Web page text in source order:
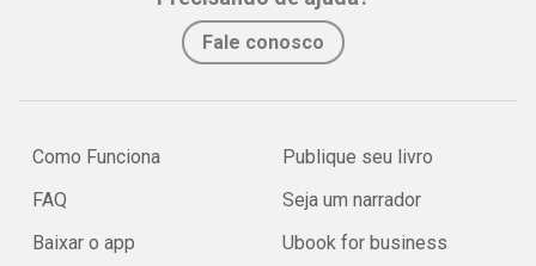
Fale conosco
Como Funciona
FAQ
Baixar o app
Publique seu livro
Seja um narrador
Ubook for business